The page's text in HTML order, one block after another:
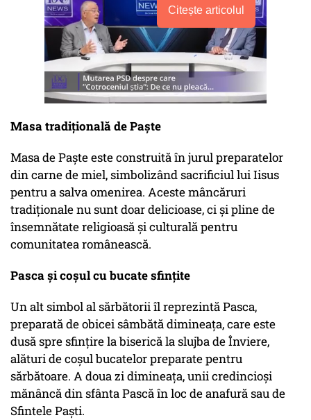
Citește articolul
Masa tradițională de Paște
Masa de Paște este construită în jurul preparatelor
din carne de miel, simbolizând sacrificiul lui Iisus
pentru a salva omenirea. Aceste mâncăruri
tradiționale nu sunt doar delicioase, ci și pline de
însemnătate religioasă și culturală pentru
comunitatea românească.
Pasca și coșul cu bucate sfințite
Un alt simbol al sărbătorii îl reprezintă Pasca,
preparată de obicei sâmbătă dimineața, care este
dusă spre sfințire la biserică la slujba de Înviere,
alături de coșul bucatelor preparate pentru
sărbătoare. A doua zi dimineața, unii credincioși
mănâncă din sfânta Pască în loc de anafură sau de
Sfintele Paști.